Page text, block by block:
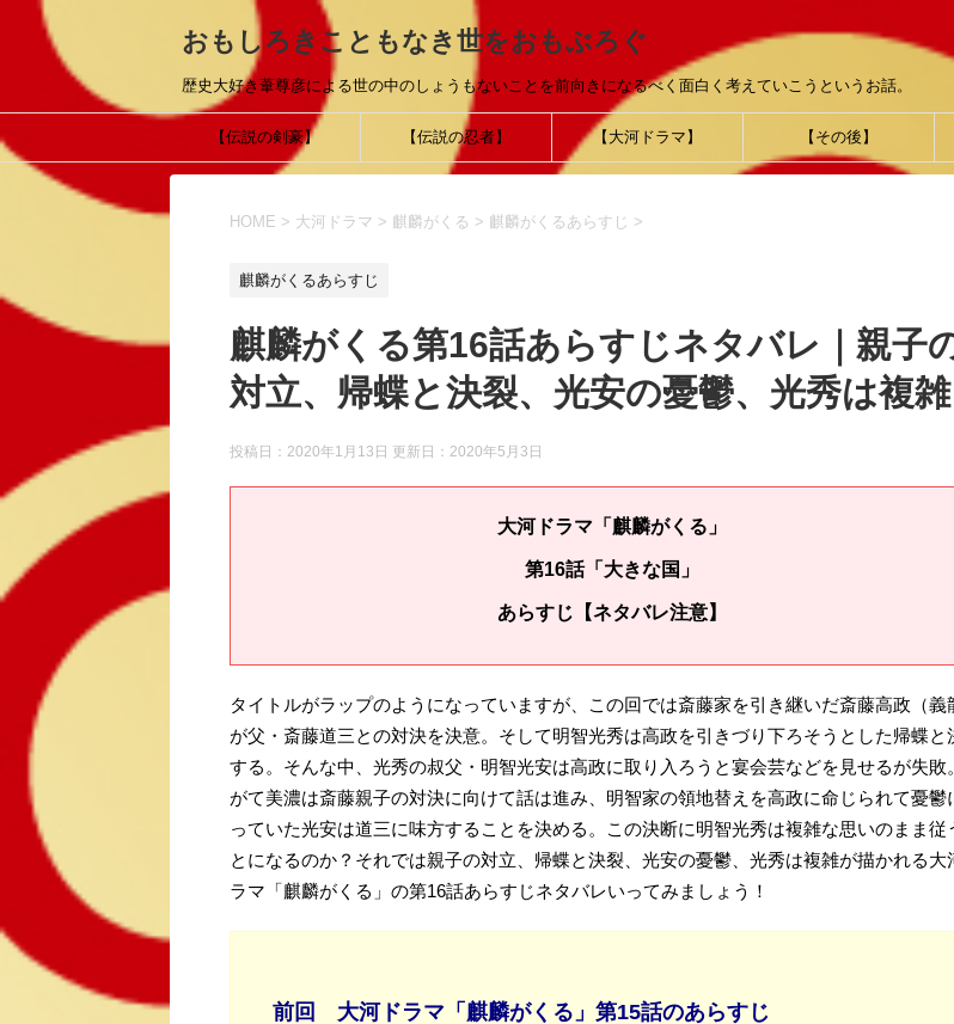
おもしろきこともなき世をおもぶろぐ
歴史大好き葦尊彦による世の中のしょうもないことを前向きになるべく面白く考えていこうというお話。
【伝説の剣豪】 【伝説の忍者】 【大河ドラマ】 【その後】
HOME > 大河ドラマ > 麒麟がくる > 麒麟がくるあらすじ >
麒麟がくるあらすじ
麒麟がくる第16話あらすじネタバレ｜親子
対立、帰蝶と決裂、光安の憂鬱、光秀は複雑
投稿日：2020年1月13日 更新日： 2020年5月3日
大河ドラマ「麒麟がくる」
第16話「大きな国」
あらすじ【ネタバレ注意】
タイトルがラップのようになっていますが、この回では斎藤家を引き継いだ斎藤高政（義
が父・斎藤道三との対決を決意。そして明智光秀は高政を引きづり下ろそうとした帰蝶と
する。そんな中、光秀の叔父・明智光安は高政に取り入ろうと宴会芸などを見せるが失敗
がて美濃は斎藤親子の対決に向けて話は進み、明智家の領地替えを高政に命じられて憂鬱
っていた光安は道三に味方することを決める。この決断に明智光秀は複雑な思いのまま従
とになるのか？それでは親子の対立、帰蝶と決裂、光安の憂鬱、光秀は複雑が描かれる大
ラマ「麒麟がくる」の第16話あらすじネタバレいってみましょう！
前回 大河ドラマ「麒麟がくる」第15話のあらすじ